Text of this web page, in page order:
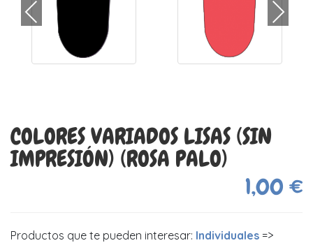
COLORES VARIADOS LISAS (SIN
IMPRESIÓN) (ROSA PALO)
1,00 €
Productos que te pueden interesar: Individuales =>